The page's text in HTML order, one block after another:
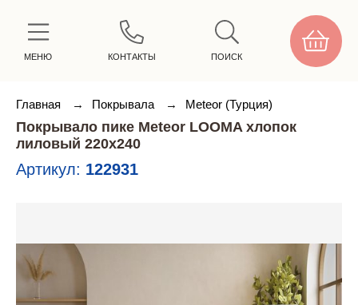
МЕНЮ КОНТАКТЫ ПОИСК
Главная → Покрывала → Meteor (Турция)
Покрывало пике Meteor LOOMA хлопок
лиловый 220х240
Артикул: 122931